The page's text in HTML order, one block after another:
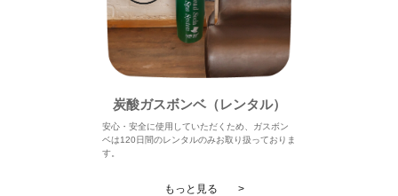
炭酸ガスボンベ（レンタル）
安心・安全に使用していただくため、ガスボン
ベは120日間のレンタルのみお取り扱っておりま
す。
もっと見る